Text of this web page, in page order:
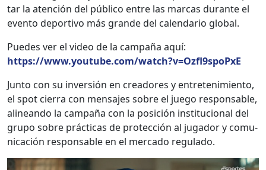
tar la aten­ción del públi­co entre las mar­cas durante el
even­to deporti­vo más grande del cal­en­dario glob­al.
Puedes ver el video de la cam­paña aquí:
https://www.youtube.com/watch?v=Ozfl9spoPxE
Jun­to con su inver­sión en creadores y entreten­imien­to,
el spot cier­ra con men­sajes sobre el juego respon­s­able,
alin­e­an­do la cam­paña con la posi­ción insti­tu­cional del
grupo sobre prác­ti­cas de pro­tec­ción al jugador y comu­
ni­cación respon­s­able en el mer­ca­do reg­u­la­do.